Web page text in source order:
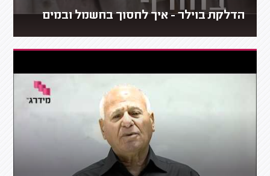
הדלקת בוילר - איך לחסוך בחשמל ובמים